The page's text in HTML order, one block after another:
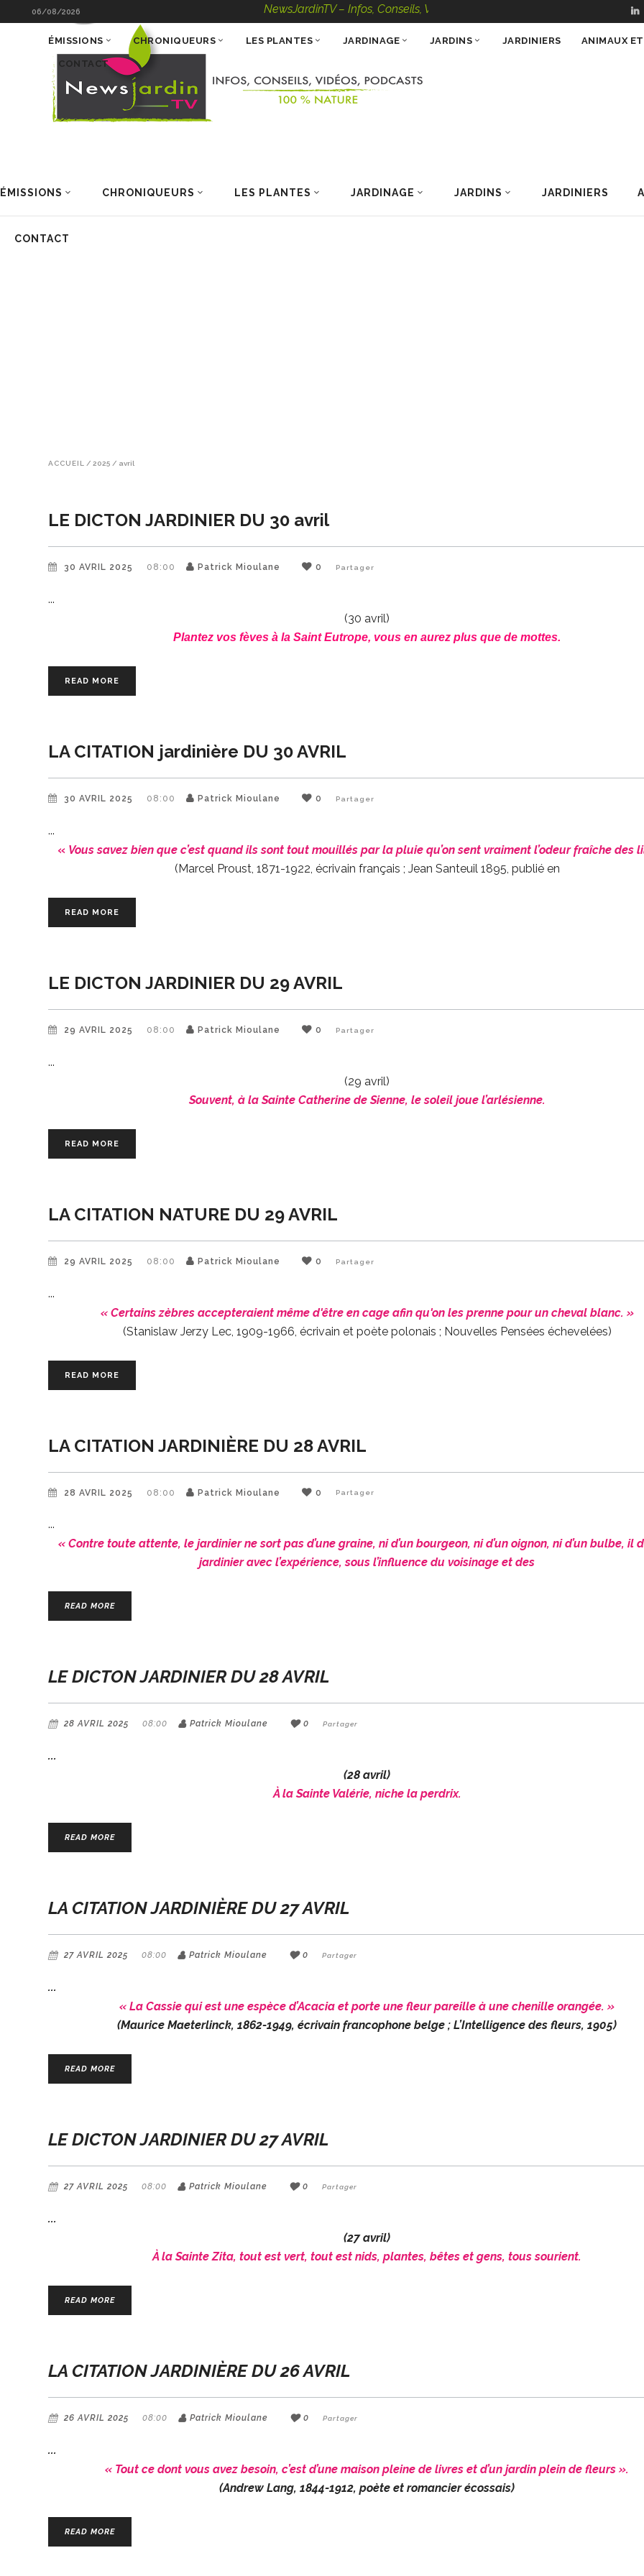
06/08/2026 NewsJardinTV – Infos, Conseils, Vidéos, Podcasts – 100 % Nature
ÉMISSIONS CHRONIQUEURS LES PLANTES JARDINAGE JARDINS JARDINIERS
CONTACT
ÉMISSIONS CHRONIQUEURS LES PLANTES JARDINAGE JARDINS JARDINIERS ANIMAUX
CONTACT
ACCUEIL / 2025 / avril
LE DICTON JARDINIER DU 30 avril
30 AVRIL 2025 08:00 Patrick Mioulane 0 Partager
(30 avril)
Plantez vos fèves à la Saint Eutrope, vous en aurez plus que de mottes.
READ MORE
LA CITATION jardinière DU 30 AVRIL
30 AVRIL 2025 08:00 Patrick Mioulane 0 Partager
« Vous savez bien que c’est quand ils sont tout mouillés par la pluie qu’on sent vraiment l’odeur fraîche des
(Marcel Proust, 1871-1922, écrivain français ; Jean Santeuil 1895, publié en
READ MORE
LE DICTON JARDINIER DU 29 AVRIL
29 AVRIL 2025 08:00 Patrick Mioulane 0 Partager
(29 avril)
Souvent, à la Sainte Catherine de Sienne, le soleil joue l’arlésienne.
READ MORE
LA CITATION NATURE DU 29 AVRIL
29 AVRIL 2025 08:00 Patrick Mioulane 0 Partager
« Certains zèbres accepteraient même d'être en cage afin qu'on les prenne pour un cheval blanc. »
(Stanislaw Jerzy Lec, 1909-1966, écrivain et poète polonais ; Nouvelles Pensées échevelées)
READ MORE
LA CITATION JARDINIÈRE DU 28 AVRIL
28 AVRIL 2025 08:00 Patrick Mioulane 0 Partager
« Contre toute attente, le jardinier ne sort pas d’une graine, ni d’un bourgeon, ni d’un oignon, ni d’un bulbe, il
jardinier avec l’expérience, sous l’influence du voisinage et des
READ MORE
LE DICTON JARDINIER DU 28 AVRIL
28 AVRIL 2025 08:00 Patrick Mioulane 0 Partager
(28 avril)
À la Sainte Valérie, niche la perdrix.
READ MORE
LA CITATION JARDINIÈRE DU 27 AVRIL
27 AVRIL 2025 08:00 Patrick Mioulane 0 Partager
« La Cassie qui est une espèce d’Acacia et porte une fleur pareille à une chenille orangée. »
(Maurice Maeterlinck, 1862-1949, écrivain francophone belge ; L’Intelligence des fleurs, 1905)
READ MORE
LE DICTON JARDINIER DU 27 AVRIL
27 AVRIL 2025 08:00 Patrick Mioulane 0 Partager
(27 avril)
À la Sainte Zita, tout est vert, tout est nids, plantes, bêtes et gens, tous sourient.
READ MORE
LA CITATION JARDINIÈRE DU 26 AVRIL
26 AVRIL 2025 08:00 Patrick Mioulane 0 Partager
« Tout ce dont vous avez besoin, c’est d’une maison pleine de livres et d’un jardin plein de fleurs ».
(Andrew Lang, 1844-1912, poète et romancier écossais)
READ MORE